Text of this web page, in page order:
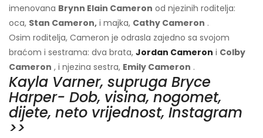
imenovana Brynn Elain Cameron od njezinih roditelja:
oca, Stan Cameron, i majka, Cathy Cameron .
Osim roditelja, Cameron je odrasla zajedno sa svojom
braćom i sestrama: dva brata, Jordan Cameron i Colby
Cameron , i njezina sestra, Emily Cameron .
Kayla Varner, supruga Bryce
Harper- Dob, visina, nogomet,
dijete, neto vrijednost, Instagram
>>